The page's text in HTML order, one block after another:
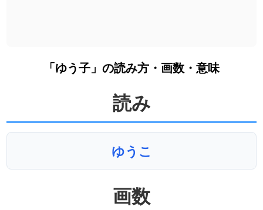
「ゆう子」の読み方・画数・意味
読み
ゆうこ
画数